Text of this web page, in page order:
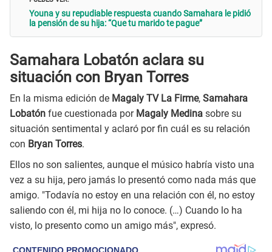
Youna y su repudiable respuesta cuando Samahara le pidió
la pensión de su hija: “Que tu marido te pague”
Samahara Lobatón aclara su
situación con Bryan Torres
En la misma edición de Magaly TV La Firme, Samahara
Lobatón fue cuestionada por Magaly Medina sobre su
situación sentimental y aclaró por fin cuál es su relación
con Bryan Torres.
Ellos no son salientes, aunque el músico habría visto una
vez a su hija, pero jamás lo presentó como nada más que
amigo. "Todavía no estoy en una relación con él, no estoy
saliendo con él, mi hija no lo conoce. (…) Cuando lo ha
visto, lo presento como un amigo más", expresó.